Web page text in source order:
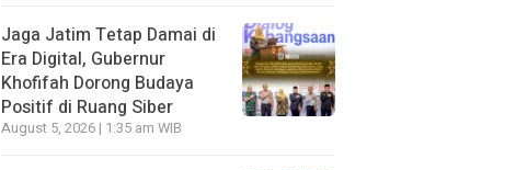
Jaga Jatim Tetap Damai di
Era Digital, Gubernur
Khofifah Dorong Budaya
Positif di Ruang Siber
August 5, 2026 | 1:35 am WIB